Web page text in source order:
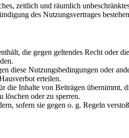
zeitlich und räumlich
des Nutzungsvertrages
die gegen geltendes Recht oder
diese Nutzungsbedingungen oder
erteilen.
Inhalte von Beiträgen übernimmt,
löschen oder zu sperren.
sofern sie gegen o. g. Regeln